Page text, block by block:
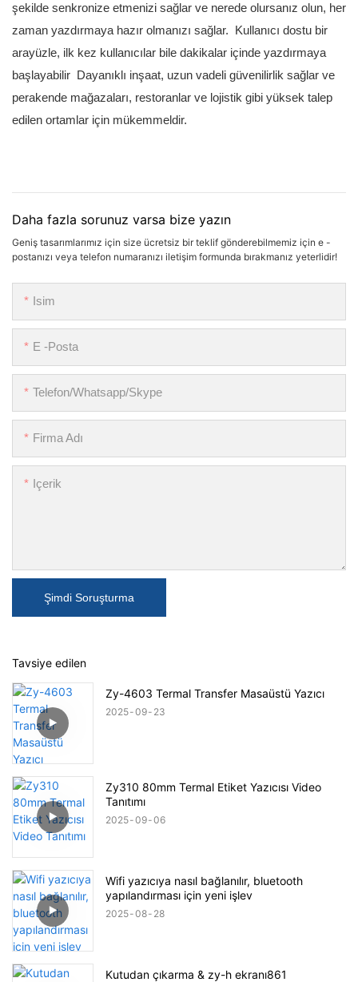
şekilde senkronize etmenizi sağlar ve nerede olursanız olun, her
zaman yazdırmaya hazır olmanızı sağlar. Kullanıcı dostu bir
arayüzle, ilk kez kullanıcılar bile dakikalar içinde yazdırmaya
başlayabilir Dayanıklı inşaat, uzun vadeli güvenilirlik sağlar ve
perakende mağazaları, restoranlar ve lojistik gibi yüksek talep
edilen ortamlar için mükemmeldir.
Daha fazla sorunuz varsa bize yazın
Geniş tasarımlarımız için size ücretsiz bir teklif gönderebilmemiz için e -
postanızı veya telefon numaranızı iletişim formunda bırakmanız yeterlidir!
Isim
E -posta
Telefon/Whatsapp/Skype
Firma Adı
Içerik
Şimdi Soruşturma
Tavsiye edilen
Zy-4603 Termal Transfer Masaüstü Yazıcı
2025 09 23
Zy310 80mm Termal Etiket Yazıcısı Video
Tanıtımı
2025 09 06
Wifi yazıcıya nasıl bağlanılır, bluetooth
yapılandırması için yeni işlev
2025 08 28
Kutudan çıkarma & zy-h ekranı861